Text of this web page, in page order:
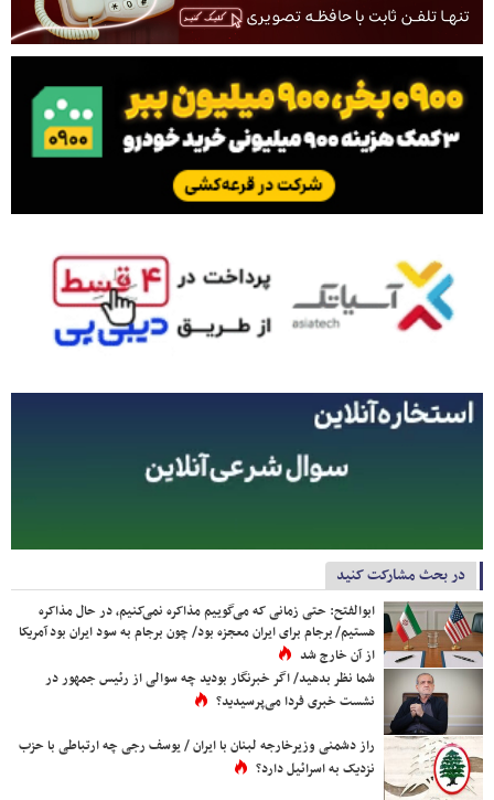
در بحث مشارکت کنید
ابوالفتح: حتی زمانی که می‌گوییم مذاکره نمی‌کنیم، در حال مذاکره
هستیم/ برجام برای ایران معجزه بود/ چون برجام به سود ایران بود آمریکا
از آن خارج شد
شما نظر بدهید/ اگر خبرنگار بودید چه سوالی از رئیس جمهور در
نشست خبری فردا می‌پرسیدید؟
راز دشمنی وزیرخارجه لبنان با ایران / یوسف رجی چه ارتباطی با حزب
نزدیک به اسرائیل دارد؟